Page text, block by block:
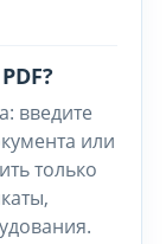
введите
или
только